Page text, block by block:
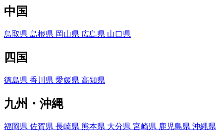
中国
鳥取県 島根県 岡山県 広島県 山口県
四国
徳島県 香川県 愛媛県 高知県
九州・沖縄
福岡県 佐賀県 長崎県 熊本県 大分県 宮崎県 鹿児島県 沖縄県